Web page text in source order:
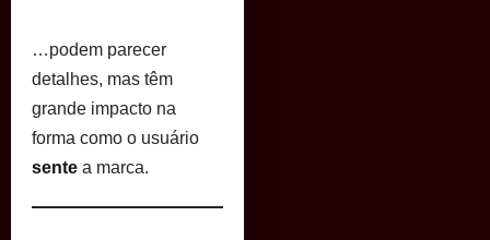
…podem parecer
detalhes, mas têm
grande impacto na
forma como o usuário
sente a marca.